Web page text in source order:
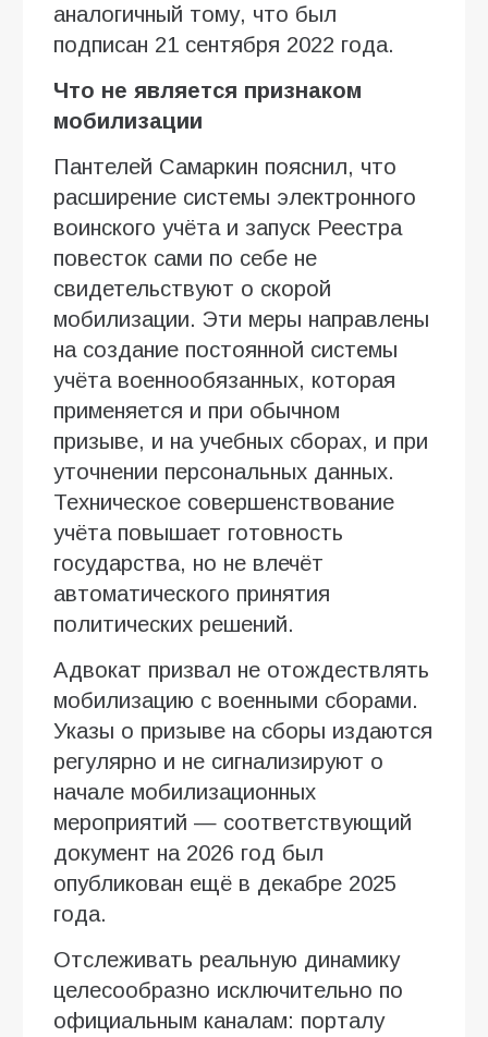
аналогичный тому, что был
подписан 21 сентября 2022 года.
Что не является признаком
мобилизации
Пантелей Самаркин пояснил, что
расширение системы электронного
воинского учёта и запуск Реестра
повесток сами по себе не
свидетельствуют о скорой
мобилизации. Эти меры направлены
на создание постоянной системы
учёта военнообязанных, которая
применяется и при обычном
призыве, и на учебных сборах, и при
уточнении персональных данных.
Техническое совершенствование
учёта повышает готовность
государства, но не влечёт
автоматического принятия
политических решений.
Адвокат призвал не отождествлять
мобилизацию с военными сборами.
Указы о призыве на сборы издаются
регулярно и не сигнализируют о
начале мобилизационных
мероприятий — соответствующий
документ на 2026 год был
опубликован ещё в декабре 2025
года.
Отслеживать реальную динамику
целесообразно исключительно по
официальным каналам: порталу